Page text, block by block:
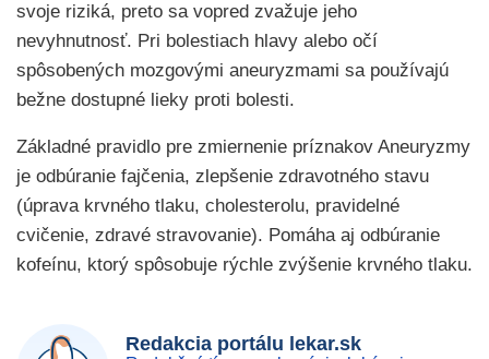
svoje riziká, preto sa vopred zvažuje jeho
nevyhnutnosť. Pri bolestiach hlavy alebo očí
spôsobených mozgovými aneuryzmami sa používajú
bežne dostupné lieky proti bolesti.
Základné pravidlo pre zmiernenie príznakov Aneuryzmy
je odbúranie fajčenia, zlepšenie zdravotného stavu
(úprava krvného tlaku, cholesterolu, pravidelné
cvičenie, zdravé stravovanie). Pomáha aj odbúranie
kofeínu, ktorý spôsobuje rýchle zvýšenie krvného tlaku.
Redakcia portálu lekar.sk